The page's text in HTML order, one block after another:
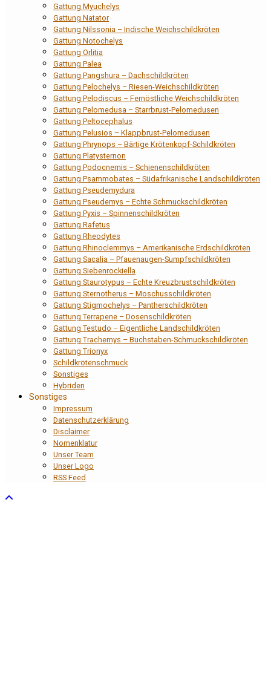
Gattung Myuchelys
Gattung Natator
Gattung Nilssonia – Indische Weichschildkröten
Gattung Notochelys
Gattung Orlitia
Gattung Palea
Gattung Pangshura – Dachschildkröten
Gattung Pelochelys – Riesen-Weichschildkröten
Gattung Pelodiscus – Fernöstliche Weichschildkröten
Gattung Pelomedusa – Starrbrust-Pelomedusen
Gattung Peltocephalus
Gattung Pelusios – Klappbrust-Pelomedusen
Gattung Phrynops – Bärtige Krötenkopf-Schildkröten
Gattung Platysternon
Gattung Podocnemis – Schienenschildkröten
Gattung Psammobates – Südafrikanische Landschildkröten
Gattung Pseudemydura
Gattung Pseudemys – Echte Schmuckschildkröten
Gattung Pyxis – Spinnenschildkröten
Gattung Rafetus
Gattung Rheodytes
Gattung Rhinoclemmys – Amerikanische Erdschildkröten
Gattung Sacalia – Pfauenaugen-Sumpfschildkröten
Gattung Siebenrockiella
Gattung Staurotypus – Echte Kreuzbrustschildkröten
Gattung Sternotherus – Moschusschildkröten
Gattung Stigmochelys – Pantherschildkröten
Gattung Terrapene – Dosenschildkröten
Gattung Testudo – Eigentliche Landschildkröten
Gattung Trachemys – Buchstaben-Schmuckschildkröten
Gattung Trionyx
Schildkrötenschmuck
Sonstiges
Hybriden
Sonstiges
Impressum
Datenschutzerklärung
Disclaimer
Nomenklatur
Unser Team
Unser Logo
RSS Feed